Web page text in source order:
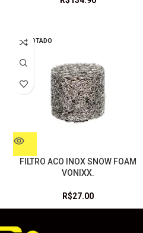
ESGOTADO
FILTRO ACO INOX SNOW FOAM
VONIXX.
R$27.00